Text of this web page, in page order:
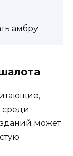
амбру
может